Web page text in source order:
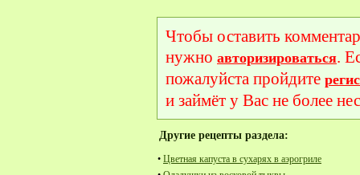
Чтобы оставить
нужно авторизироваться.
пожалуйста пройдите
и займёт у Вас не более
Другие рецепты раздела:
• Цветная капуста в сухарях в аэрогриле